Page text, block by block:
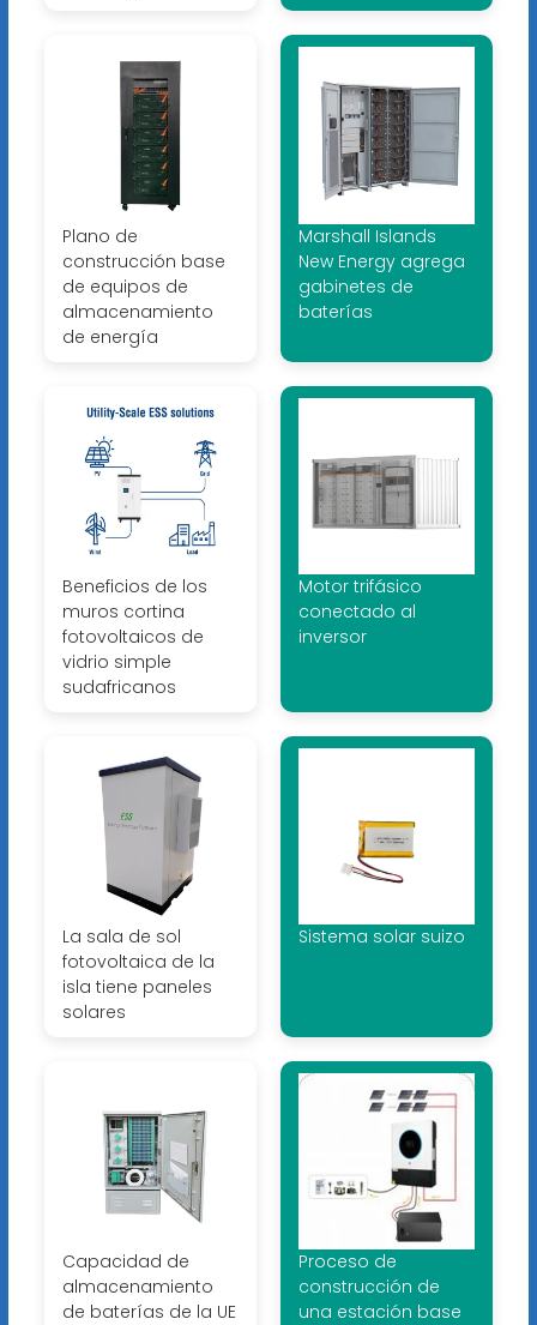
Plano de
construcción base
de equipos de
almacenamiento
de energía
Marshall Islands
New Energy agrega
gabinetes de
baterías
Beneficios de los
muros cortina
fotovoltaicos de
vidrio simple
sudafricanos
Motor trifásico
conectado al
inversor
La sala de sol
fotovoltaica de la
isla tiene paneles
solares
Sistema solar suizo
Capacidad de
almacenamiento
de baterías de la UE
Proceso de
construcción de
una estación base